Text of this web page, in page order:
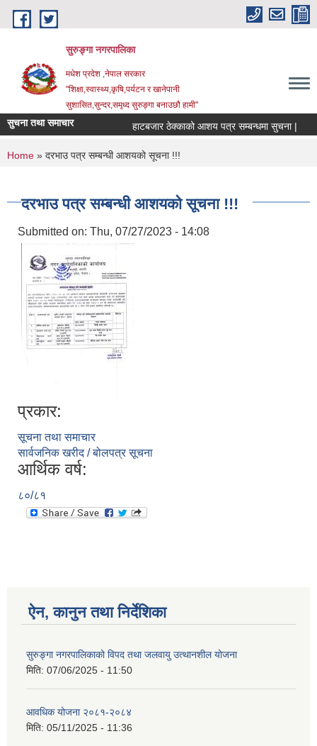
Skip to main content
सुरुङ्‍गा नगरपालिका
मधेश प्रदेश ,नेपाल सरकार
"शिक्षा,स्वास्थ्य,कृषि,पर्यटन र खानेपानी
सुशासित,सुन्दर,समृध्द सुरुङ्गा बनाउछौ हामी"
सुचना तथा समाचार हाटबजार ठेक्काको आशय पत्र सम्बन्धमा सुचना |
You are here
Home » दरभाउ पत्र सम्बन्धी आशयको सूचना !!!
दरभाउ पत्र सम्बन्धी आशयको सूचना !!!
Submitted on: Thu, 07/27/2023 - 14:08
प्रकार:
सूचना तथा समाचार
सार्वजनिक खरीद / बोलपत्र सूचना
आर्थिक वर्ष:
८०/८१
ऐन, कानुन तथा निर्देशिका
सुरुङ्गा नगरपालिकाको विपद तथा जलवायु उत्थानशील योजना
मिति: 07/06/2025 - 11:50
आवधिक योजना २०८१-२०८४
मिति: 05/11/2025 - 11:36